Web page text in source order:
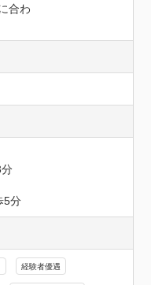
合わ
分
5分
経験者優遇